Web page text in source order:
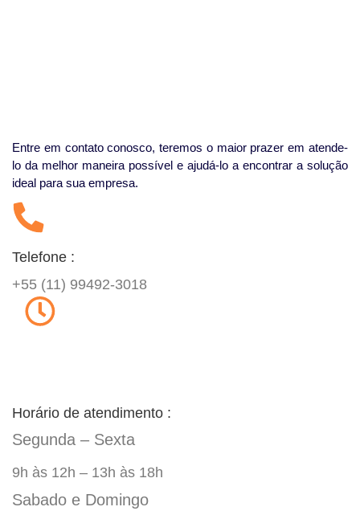
Entre em contato conosco, teremos o maior prazer em atende-
lo da melhor maneira possível e ajudá-lo a encontrar a solução
ideal para sua empresa.
Telefone :
+55 (11) 99492-3018
Horário de atendimento :
Segunda – Sexta
9h às 12h – 13h às 18h
Sabado e Domingo